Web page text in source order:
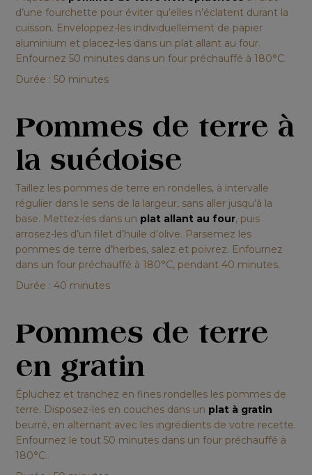
d’une fourchette pour éviter qu’elles n’éclatent durant la
cuisson. Enveloppez-les individuellement de papier
aluminium et placez-les dans un plat allant au four.
Enfournez 50 minutes dans un four préchauffé à 180°C.
Durée : 50 minutes
Pommes de terre à
la suédoise
Taillez les pommes de terre en rondelles, à intervalle
régulier dans le sens de la largeur, sans aller jusqu’à la
base. Mettez-les dans un plat allant au four, puis
arrosez-les d’un filet d’huile d’olive. Parsemez les
pommes de terre d’herbes, salez et poivrez. Enfournez
dans un four préchauffé à 180°C, pendant 40 minutes.
Durée : 40 minutes
Pommes de terre
en gratin
Épluchez et tranchez en fines rondelles les pommes de
terre. Disposez-les en couches dans un plat à gratin
beurré, en alternant avec les ingrédients de votre recette.
Enfournez le tout 50 minutes dans un four préchauffé à
180°C.